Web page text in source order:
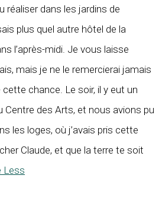
réaliser dans les jardins de
plus quel autre hôtel de la
l’après-midi. Je vous laisse
mais je ne le remercierai jamais
cette chance. Le soir, il y eut un
Centre des Arts, et nous avions pu
les loges, où j’avais pris cette
Claude, et que la terre te soit
Less